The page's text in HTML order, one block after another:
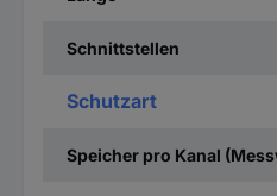
Schnittstellen
Schutzart
Speicher pro Kanal